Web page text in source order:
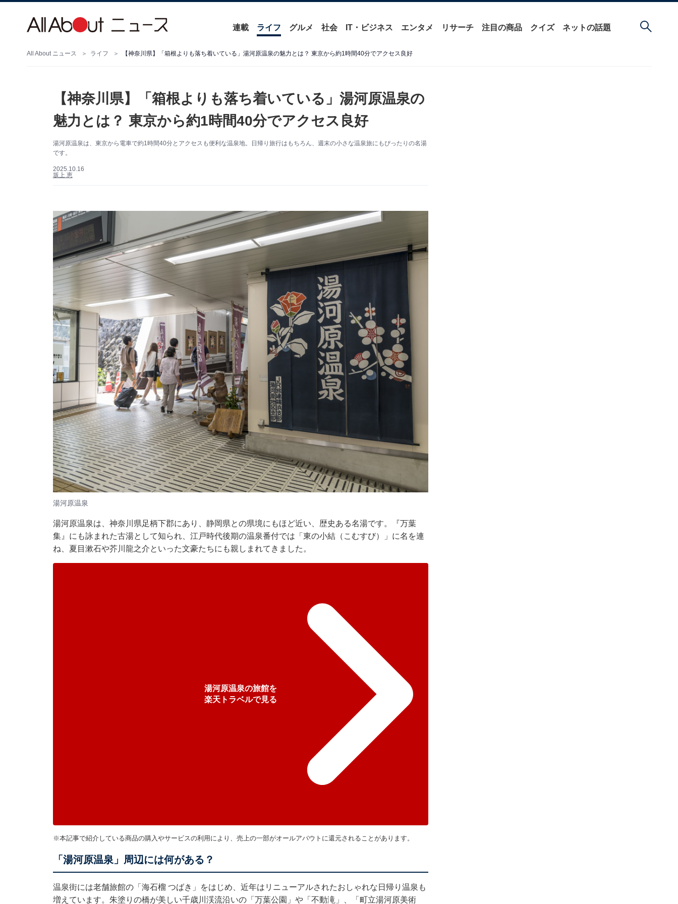
連載 ライフ グルメ 社会 IT・ビジネス エンタメ リサーチ 注目の商品 クイズ ネットの話題
All About ニュース ライフ 【神奈川県】「箱根よりも落ち着いている」湯河原温泉の魅力とは？ 東京から約1時間40分でアクセス良好
【神奈川県】「箱根よりも落ち着いている」湯河原温泉の
魅力とは？ 東京から約1時間40分でアクセス良好
湯河原温泉は、東京から電車で約1時間40分とアクセスも便利な温泉地。日帰り旅行はもちろん、週末の小さな温泉旅にもぴったりの名湯
です。
2025.10.16
坂上 恵
湯河原温泉
湯河原温泉は、神奈川県足柄下郡にあり、静岡県との県境にもほど近い、歴史ある名湯です。『万葉
集』にも詠まれた古湯として知られ、江戸時代後期の温泉番付では「東の小結（こむすび）」に名を連
ね、夏目漱石や芥川龍之介といった文豪たちにも親しまれてきました。
湯河原温泉の旅館を
楽天トラベルで見る
※本記事で紹介している商品の購入やサービスの利用により、売上の一部がオールアバウトに還元されることがあります。
「湯河原温泉」周辺には何がある？
温泉街には老舗旅館の「海石榴 つばき」をはじめ、近年はリニューアルされたおしゃれな日帰り温泉も
増えています。朱塗りの橋が美しい千歳川渓流沿いの「万葉公園」や「不動滝」、「町立湯河原美術